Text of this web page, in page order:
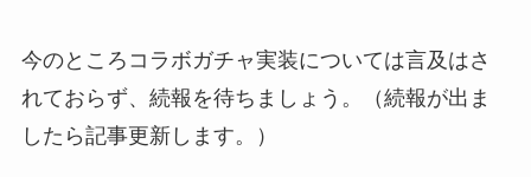
今のところコラボガチャ実装については言及はさ
れておらず、続報を待ちましょう。（続報が出ま
したら記事更新します。）